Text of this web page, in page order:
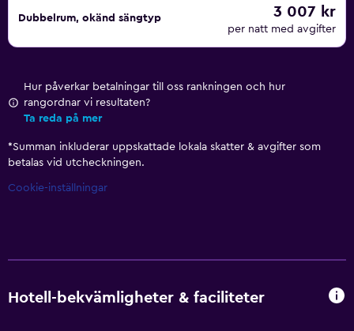
Dubbelrum, okänd sängtyp 3 007 kr
per natt med avgifter
Hur påverkar betalningar till oss rankningen och hur
rangordnar vi resultaten?
Ta reda på mer
*Summan inkluderar uppskattade lokala skatter & avgifter som
betalas vid utcheckningen.
Cookie-inställningar
Hotell-bekvämligheter & faciliteter